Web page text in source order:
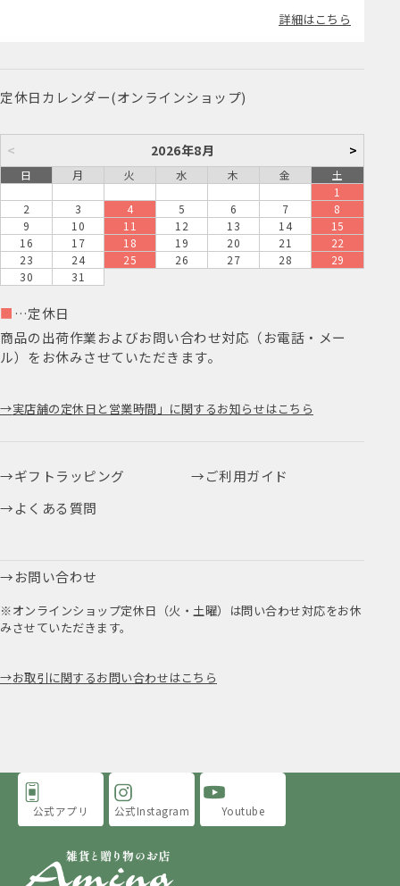
詳細はこちら
定休日カレンダー(オンラインショップ)
< 2026年8月 >
日 月 火 水 木 金
土
1
2
3 4 5 6 7
8
9
10 11 12 13 14
15
16
17 18 19 20 21
22
23
24 25 26 27 28
29
30
31
■ …定休日
商品の出荷作業およびお問い合わせ対応（お電話・メー
ル）をお休みさせていただきます。
実店舗の定休日と営業時間」に関するお知らせはこちら
ギフトラッピング
ご利用ガイド
よくある質問
お問い合わせ
※オンラインショップ定休日（火・土曜）は問い合わせ対応をお休
みさせていただきます。
お取引に関するお問い合わせはこちら
公式アプリ 公式Instagram Youtube